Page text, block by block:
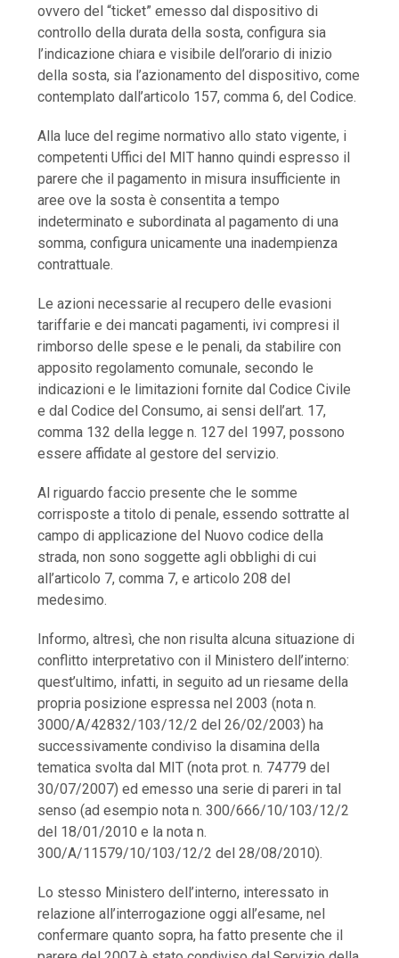
ovvero del “ticket” emesso dal dispositivo di
controllo della durata della sosta, configura sia
l’indicazione chiara e visibile dell’orario di inizio
della sosta, sia l’azionamento del dispositivo, come
contemplato dall’articolo 157, comma 6, del Codice.
Alla luce del regime normativo allo stato vigente, i
competenti Uffici del MIT hanno quindi espresso il
parere che il pagamento in misura insufficiente in
aree ove la sosta è consentita a tempo
indeterminato e subordinata al pagamento di una
somma, configura unicamente una inadempienza
contrattuale.
Le azioni necessarie al recupero delle evasioni
tariffarie e dei mancati pagamenti, ivi compresi il
rimborso delle spese e le penali, da stabilire con
apposito regolamento comunale, secondo le
indicazioni e le limitazioni fornite dal Codice Civile
e dal Codice del Consumo, ai sensi dell’art. 17,
comma 132 della legge n. 127 del 1997, possono
essere affidate al gestore del servizio.
Al riguardo faccio presente che le somme
corrisposte a titolo di penale, essendo sottratte al
campo di applicazione del Nuovo codice della
strada, non sono soggette agli obblighi di cui
all’articolo 7, comma 7, e articolo 208 del
medesimo.
Informo, altresì, che non risulta alcuna situazione di
conflitto interpretativo con il Ministero dell’interno:
quest’ultimo, infatti, in seguito ad un riesame della
propria posizione espressa nel 2003 (nota n.
3000/A/42832/103/12/2 del 26/02/2003) ha
successivamente condiviso la disamina della
tematica svolta dal MIT (nota prot. n. 74779 del
30/07/2007) ed emesso una serie di pareri in tal
senso (ad esempio nota n. 300/666/10/103/12/2
del 18/01/2010 e la nota n.
300/A/11579/10/103/12/2 del 28/08/2010).
Lo stesso Ministero dell’interno, interessato in
relazione all’interrogazione oggi all’esame, nel
confermare quanto sopra, ha fatto presente che il